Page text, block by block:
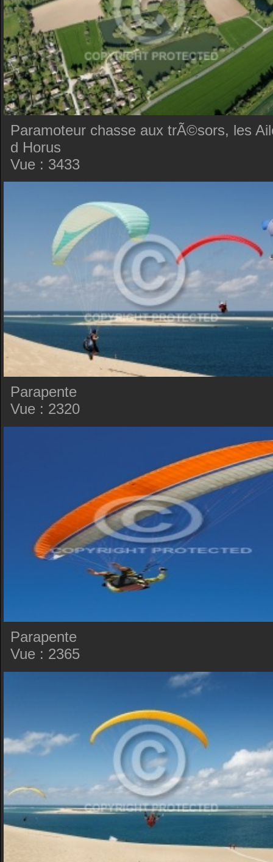
Paramoteur chasse aux trÃ©sors, les
d Horus
Vue : 3433
Parapente
Vue : 2320
Parapente
Vue : 2365